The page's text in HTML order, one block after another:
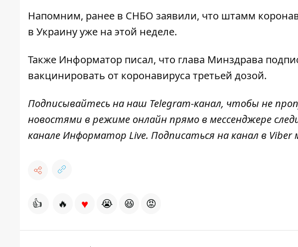
Напомним, ранее в СНБО заявили, что штамм
в Украину уже на этой неделе.
Также Информатор писал, что глава Минздрава
вакцинировать от коронавируса третьей дозой.
Подписывайтесь на наш Telegram-канал, чтобы не
новостями в режиме онлайн прямо в мессенджере
канале Информатор Live. Подписаться на канал в
👍 🔥 ♥ 😭 😆 😡